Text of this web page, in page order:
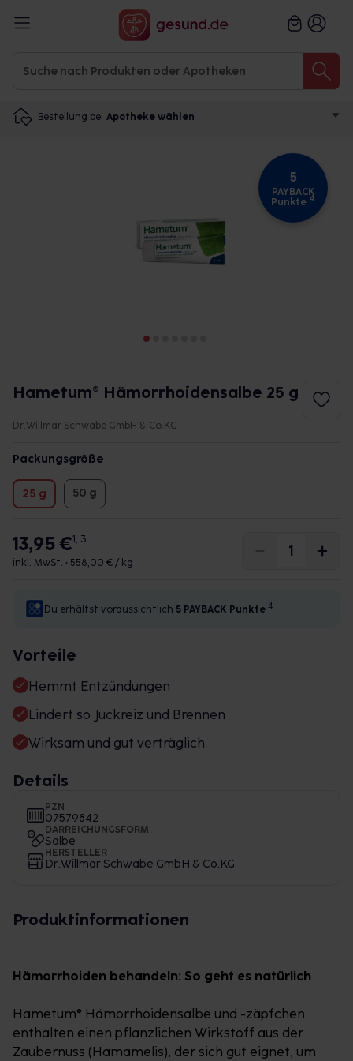
Bestellung bei Apotheke wählen
5
PAYBACK
Punkte 4
Hametum® Hämorrhoidensalbe 25 g
Dr.Willmar Schwabe GmbH & Co.KG
Packungsgröße
25 g 50 g
13,95 €1, 3
inkl. MwSt. • 558,00 € / kg
Du erhältst voraussichtlich 5 PAYBACK Punkte 4
Vorteile
Hemmt Entzündungen
Lindert so Juckreiz und Brennen
Wirksam und gut verträglich
Details
PZN
07579842
DARREICHUNGSFORM
Salbe
HERSTELLER
Dr.Willmar Schwabe GmbH & Co.KG
Produktinformationen
Hämorrhoiden behandeln: So geht es natürlich
Hametum® Hämorrhoidensalbe und -zäpfchen
enthalten einen pflanzlichen Wirkstoff aus der
Zaubernuss (Hamamelis), der sich gut eignet, um